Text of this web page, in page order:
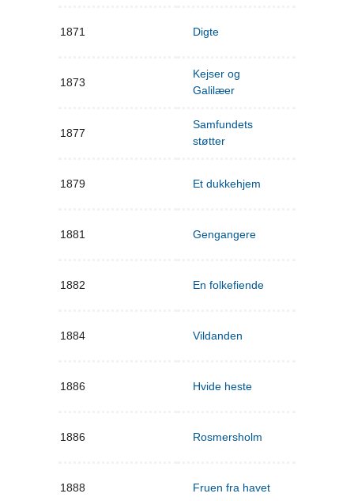
1871 Digte
1873
Kejser og
Galilæer
1877
Samfundets
støtter
1879 Et dukkehjem
1881 Gengangere
1882 En folkefiende
1884 Vildanden
1886 Hvide heste
1886 Rosmersholm
1888 Fruen fra havet